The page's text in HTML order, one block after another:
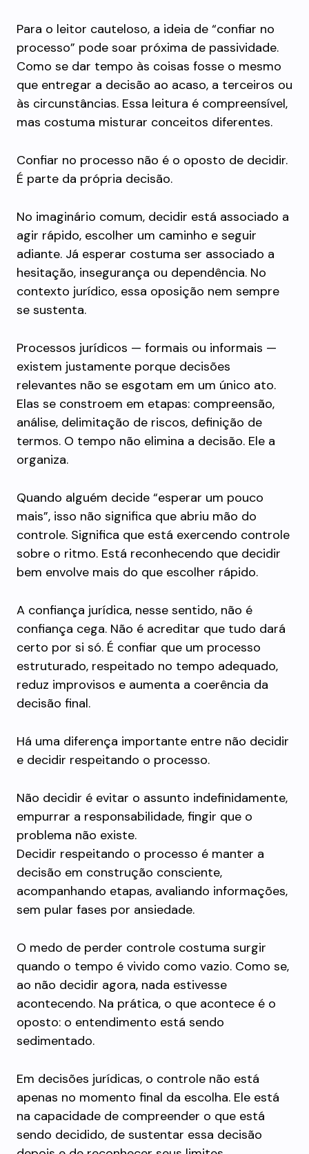
Para o leitor cauteloso, a ideia de “confiar no
processo” pode soar próxima de passividade.
Como se dar tempo às coisas fosse o mesmo
que entregar a decisão ao acaso, a terceiros ou
às circunstâncias. Essa leitura é compreensível,
mas costuma misturar conceitos diferentes.
Confiar no processo não é o oposto de decidir.
É parte da própria decisão.
No imaginário comum, decidir está associado a
agir rápido, escolher um caminho e seguir
adiante. Já esperar costuma ser associado a
hesitação, insegurança ou dependência. No
contexto jurídico, essa oposição nem sempre
se sustenta.
Processos jurídicos — formais ou informais —
existem justamente porque decisões
relevantes não se esgotam em um único ato.
Elas se constroem em etapas: compreensão,
análise, delimitação de riscos, definição de
termos. O tempo não elimina a decisão. Ele a
organiza.
Quando alguém decide “esperar um pouco
mais”, isso não significa que abriu mão do
controle. Significa que está exercendo controle
sobre o ritmo. Está reconhecendo que decidir
bem envolve mais do que escolher rápido.
A confiança jurídica, nesse sentido, não é
confiança cega. Não é acreditar que tudo dará
certo por si só. É confiar que um processo
estruturado, respeitado no tempo adequado,
reduz improvisos e aumenta a coerência da
decisão final.
Há uma diferença importante entre não decidir
e decidir respeitando o processo.
Não decidir é evitar o assunto indefinidamente,
empurrar a responsabilidade, fingir que o
problema não existe.
Decidir respeitando o processo é manter a
decisão em construção consciente,
acompanhando etapas, avaliando informações,
sem pular fases por ansiedade.
O medo de perder controle costuma surgir
quando o tempo é vivido como vazio. Como se,
ao não decidir agora, nada estivesse
acontecendo. Na prática, o que acontece é o
oposto: o entendimento está sendo
sedimentado.
Em decisões jurídicas, o controle não está
apenas no momento final da escolha. Ele está
na capacidade de compreender o que está
sendo decidido, de sustentar essa decisão